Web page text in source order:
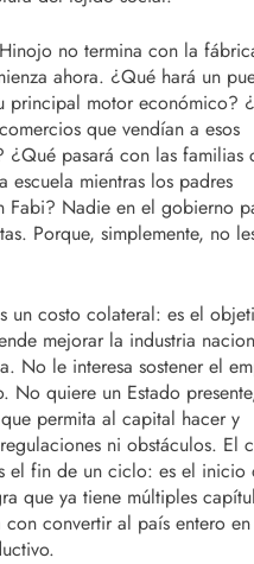
no termina con la
ahora. ¿Qué hará un
principal motor económico?
que vendían a esos
¿Qué pasará con las familias
escuela mientras los padres
Fabi? Nadie en el gobierno
Porque, simplemente, no
un costo colateral: es el
mejorar la industria
No le interesa sostener el
No quiere un Estado
permita al capital hacer y
ni obstáculos. El
el fin de un ciclo: es el inicio
que ya tiene múltiples
con convertir al país entero